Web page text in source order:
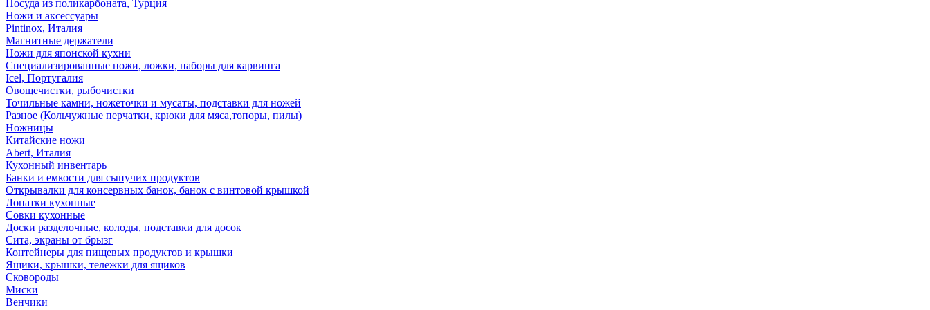
Посуда из поликарбоната, Турция
Ножи и аксессуары
Pintinox, Италия
Магнитные держатели
Ножи для японской кухни
Специализированные ножи, ложки, наборы для карвинга
Icel, Португалия
Овощечистки, рыбочистки
Точильные камни, ножеточки и мусаты, подставки для ножей
Разное (Кольчужные перчатки, крюки для мяса,топоры, пилы)
Ножницы
Китайские ножи
Abert, Италия
Кухонный инвентарь
Банки и емкости для сыпучих продуктов
Открывалки для консервных банок, банок с винтовой крышкой
Лопатки кухонные
Совки кухонные
Доски разделочные, колоды, подставки для досок
Сита, экраны от брызг
Контейнеры для пищевых продуктов и крышки
Ящики, крышки, тележки для ящиков
Сковороды
Миски
Венчики